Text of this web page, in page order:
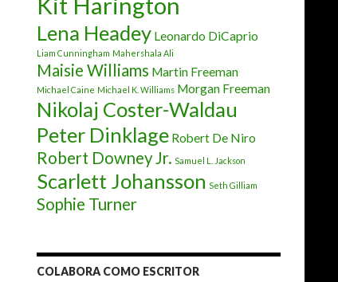
Lena Headey Leonardo DiCaprio
Liam Cunningham Mahershala Ali
Maisie Williams Martin Freeman
Michael Caine Michael K. Williams Morgan Freeman
Nikolaj Coster-Waldau
Peter Dinklage Robert De Niro
Robert Downey Jr. Samuel L. Jackson
Scarlett Johansson Seth Gilliam
Sophie Turner
COLABORA COMO ESCRITOR